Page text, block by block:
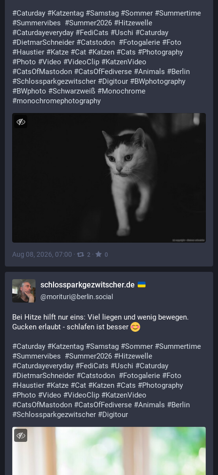
#Caturday #Katzentag #Samstag #Sommer #Summertime
#Summervibes #Summer2026 #Hitzewelle
#Caturdayeveryday #FediCats #Uschi #Caturday
#DietmarSchneider #Catstodon #Fotogalerie #Foto
#Haustier #Katze #Cat #Katzen #Cats #Photography
#Photo #Video #VideoClip #KatzenVideo
#CatsOfMastodon #CatsOfFediverse #Animals #Berlin
#Schlossparkgezwitscher #Digitour #BWphotography
#BWphoto #Schwarzweiß #Monochrome
#monochromephotography
Aug 08, 2026, 07:00 · 2 · 0
schlossparkgezwitscher.de
@morituri@berlin.social
Bei Hitze hilft nur eins: Viel liegen und wenig bewegen.
Gucken erlaubt - schlafen ist besser
#Caturday #Katzentag #Samstag #Sommer #Summertime
#Summervibes #Summer2026 #Hitzewelle
#Caturdayeveryday #FediCats #Uschi #Caturday
#DietmarSchneider #Catstodon #Fotogalerie #Foto
#Haustier #Katze #Cat #Katzen #Cats #Photography
#Photo #Video #VideoClip #KatzenVideo
#CatsOfMastodon #CatsOfFediverse #Animals #Berlin
#Schlossparkgezwitscher #Digitour